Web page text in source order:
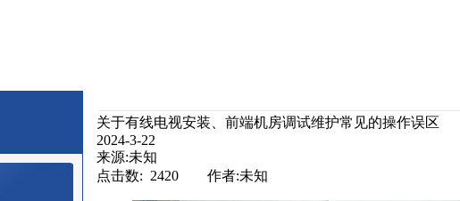
关于有线电视安装、前端机房调试维护常见的操作误区
2024-3-22
来源:未知
点击数: 2420 作者:未知